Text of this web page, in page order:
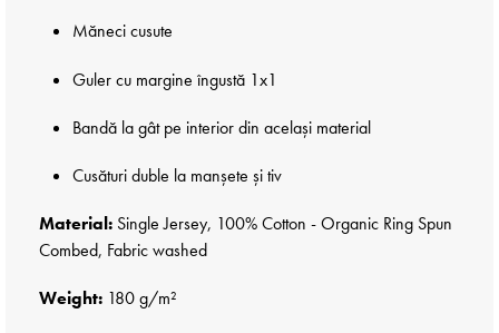
Măneci cusute
Guler cu margine îngustă 1x1
Bandă la gât pe interior din același material
Cusături duble la manșete și tiv
Material: Single Jersey, 100% Cotton - Organic Ring Spun
Combed, Fabric washed
Weight: 180 g/m²